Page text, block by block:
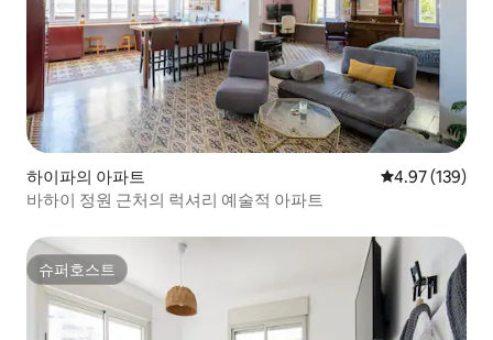
하이파의 아파트 평점 4.97점(5
4.97 (139)
바하이 정원 근처의 럭셔리 예술적 아파트
슈퍼호스트
슈퍼호스트